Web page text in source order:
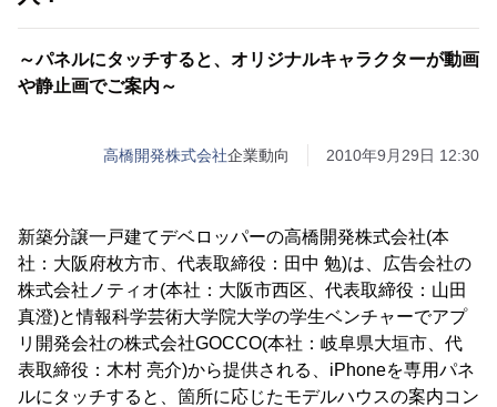
～パネルにタッチすると、オリジナルキャラクターが動画
や静止画でご案内～
高橋開発株式会社企業動向 2010年9月29日 12:30
新築分譲一戸建てデベロッパーの高橋開発株式会社(本
社：大阪府枚方市、代表取締役：田中 勉)は、広告会社の
株式会社ノティオ(本社：大阪市西区、代表取締役：山田
真澄)と情報科学芸術大学院大学の学生ベンチャーでアプ
リ開発会社の株式会社GOCCO(本社：岐阜県大垣市、代
表取締役：木村 亮介)から提供される、iPhoneを専用パネ
ルにタッチすると、箇所に応じたモデルハウスの案内コン